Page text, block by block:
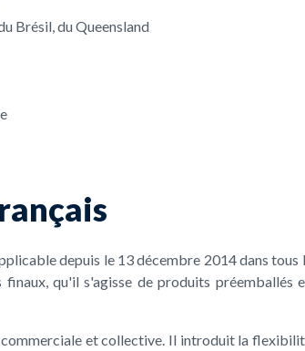
Brésil, du Queensland
depuis le 13 décembre 2014 dans tous
qu'il s'agisse de produits
et collective. Il introduit la